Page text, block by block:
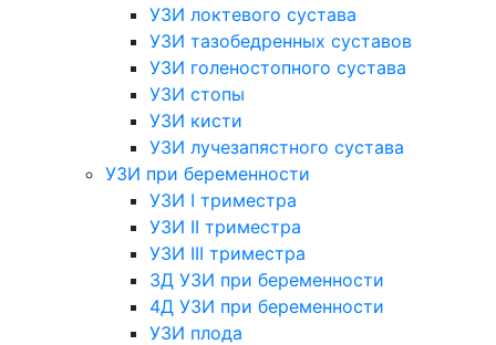
УЗИ локтевого сустава
УЗИ тазобедренных суставов
УЗИ голеностопного сустава
УЗИ стопы
УЗИ кисти
УЗИ лучезапястного сустава
УЗИ при беременности
УЗИ I триместра
УЗИ II триместра
УЗИ III триместра
3Д УЗИ при беременности
4Д УЗИ при беременности
УЗИ плода